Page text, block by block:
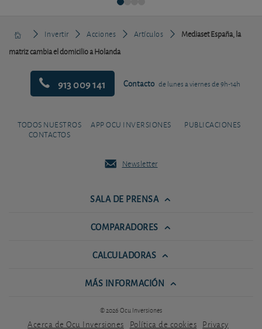
Invertir Acciones Artículos
Mediaset España, la
matriz cambia el domicilio a Holanda
913 009 141 Contacto de lunes a viernes de 9h-14h
TODOS NUESTROS
CONTACTOS
APP OCU INVERSIONES PUBLICACIONES
Newsletter
SALA DE PRENSA
COMPARADORES
CALCULADORAS
MÁS INFORMACIÓN
© 2026 Ocu Inversiones
Acerca de Ocu Inversiones Política de cookies Privacy